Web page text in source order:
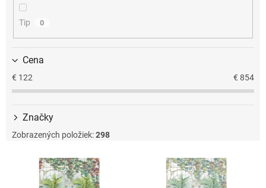
Tip 0
Cena
€ 122 € 854
Značky
Zobrazených položiek:298